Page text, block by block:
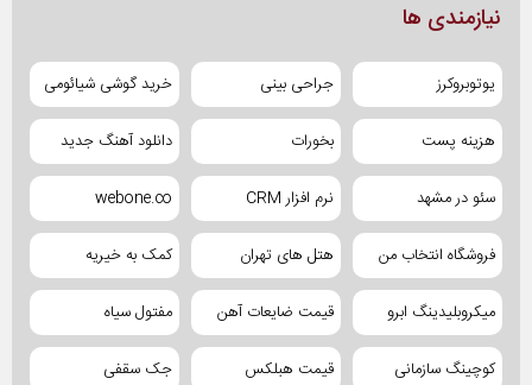
نیازمندی ها
یوتوبروکرز جراحی بینی خرید گوشی شیائومی
هزینه پست بخورات دانلود آهنگ جدید
سئو در مشهد نرم افزار CRM webone.co
فروشگاه انتخاب من هتل های تهران کمک به خیریه
میکروبلیدینگ ابرو قیمت ضایعات آهن مفتول سیاه
کوچینگ سازمانی قیمت هبلکس جک سقفی